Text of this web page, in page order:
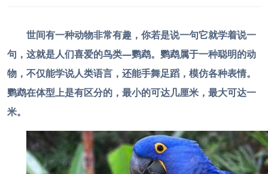
世间有一种动物非常有趣，你若是说一句它就学着说一
句，这就是人们喜爱的鸟类—鹦鹉。鹦鹉属于一种聪明的动
物，不仅能学说人类语言，还能手舞足蹈，模仿各种表情。
鹦鹉在体型上是有区分的，最小的可达几厘米，最大可达一
米。